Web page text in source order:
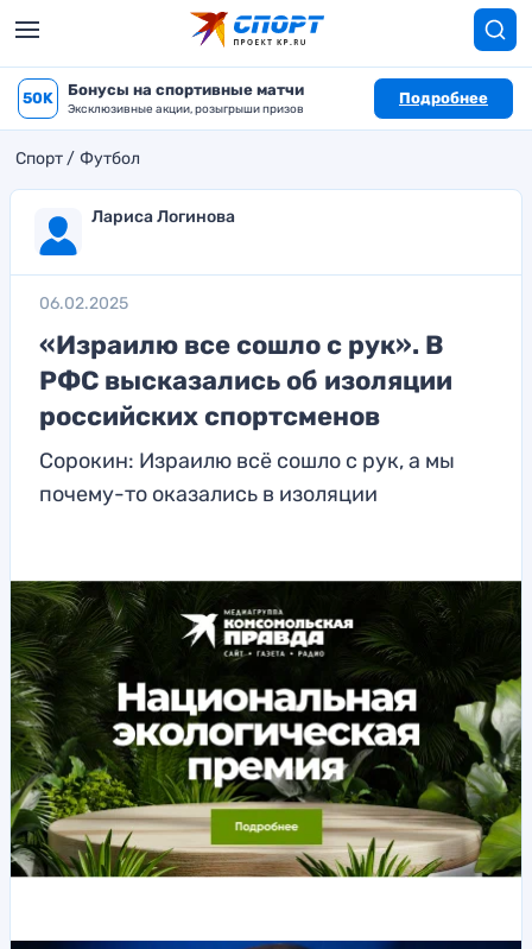
50K Бонусы на спортивные матчи
Эксклюзивные акции, розыгрыши призов
Подробнее
Спорт Футбол
Лариса Логинова
06.02.2025
«Израилю все сошло с рук». В
РФС высказались об изоляции
российских спортсменов
Сорокин: Израилю всё сошло с рук, а мы
почему-то оказались в изоляции